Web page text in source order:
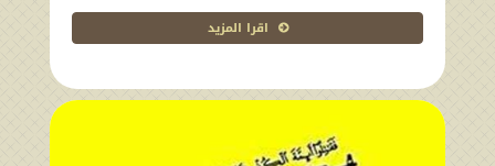
اقرا المزيد